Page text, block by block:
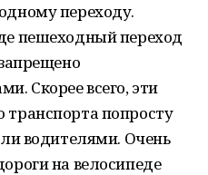
переходу.
пешеходный переход
Скорее всего, эти
транспорта попросту
водителями. Очень
на велосипеде